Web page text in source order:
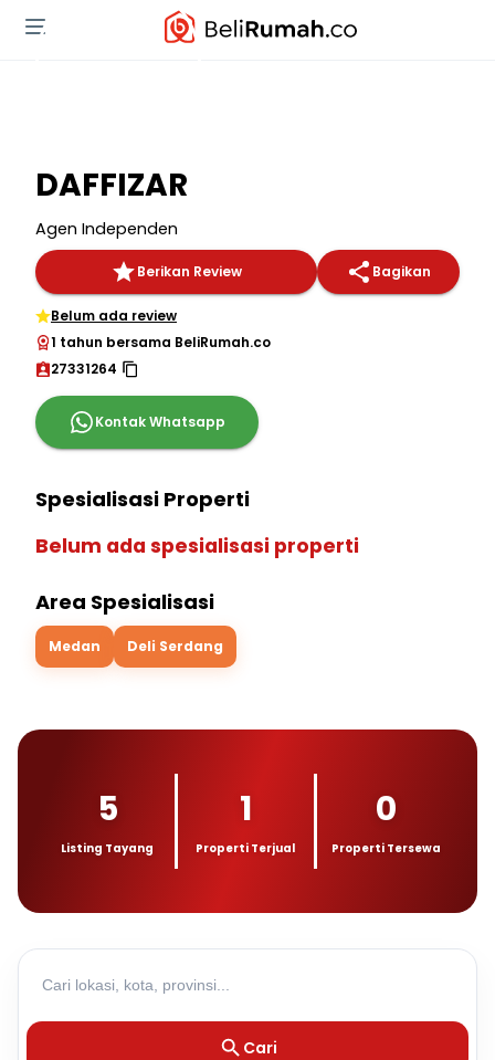
DAFFIZAR
Agen Independen
Berikan Review Bagikan
Belum ada review
1 tahun bersama BeliRumah.co
27331264
Kontak Whatsapp
Spesialisasi Properti
Belum ada spesialisasi properti
Area Spesialisasi
Medan Deli Serdang
5
Listing Tayang
1
Properti Terjual
0
Properti Tersewa
Cari